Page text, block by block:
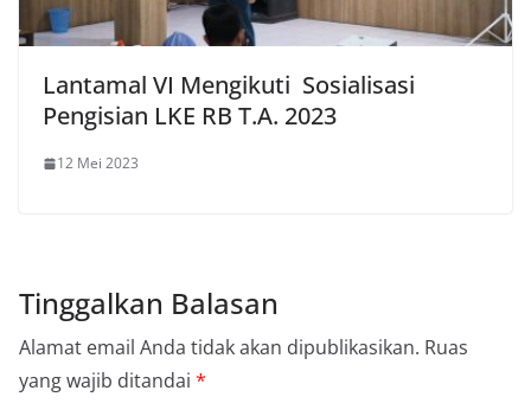
Lantamal VI Mengikuti Sosialisasi
Pengisian LKE RB T.A. 2023
12 Mei 2023
Tinggalkan Balasan
Alamat email Anda tidak akan dipublikasikan. Ruas
yang wajib ditandai *